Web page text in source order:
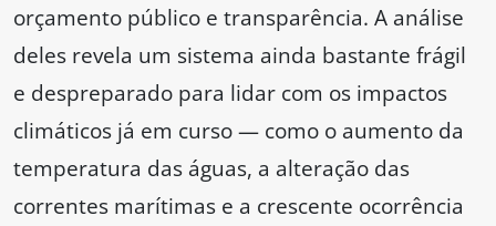
orçamento público e transparência. A análise
deles revela um sistema ainda bastante frágil
e despreparado para lidar com os impactos
climáticos já em curso — como o aumento da
temperatura das águas, a alteração das
correntes marítimas e a crescente ocorrência